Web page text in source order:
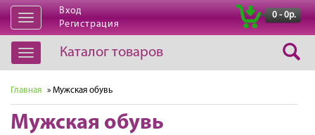
Открыть
навигацию
Вход
Регистрация
0 - 0р.
Открыть
навигацию
Каталог товаров
Главная » Мужская обувь
Мужская обувь